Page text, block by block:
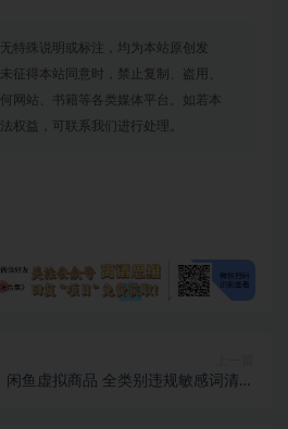
特殊说明或标注，均为本站原创发
征得本站同意时，禁止复制、盗用、
网站、书籍等各类媒体平台。如若本
权益，可联系我们进行处理。
闲鱼虚拟商品 全类别违规敏感词清单